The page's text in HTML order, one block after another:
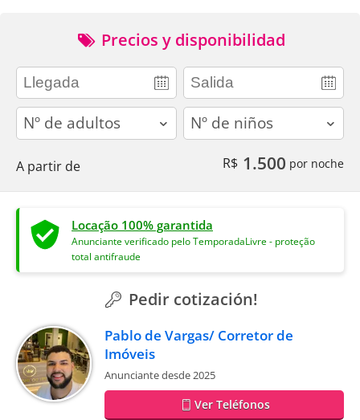
Precios y disponibilidad
adults children
A partir de R$ 1.500 por noche
Locação 100% garantida
Anunciante verificado pelo TemporadaLivre - proteção
total antifraude
Pedir cotización!
Pablo de Vargas/ Corretor de
Imóveis
Anunciante desde 2025
Ver Teléfonos